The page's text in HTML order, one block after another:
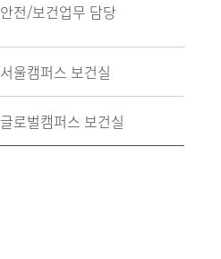
안전/보건업무 담당
서울캠퍼스 보건실
글로벌캠퍼스 보건실